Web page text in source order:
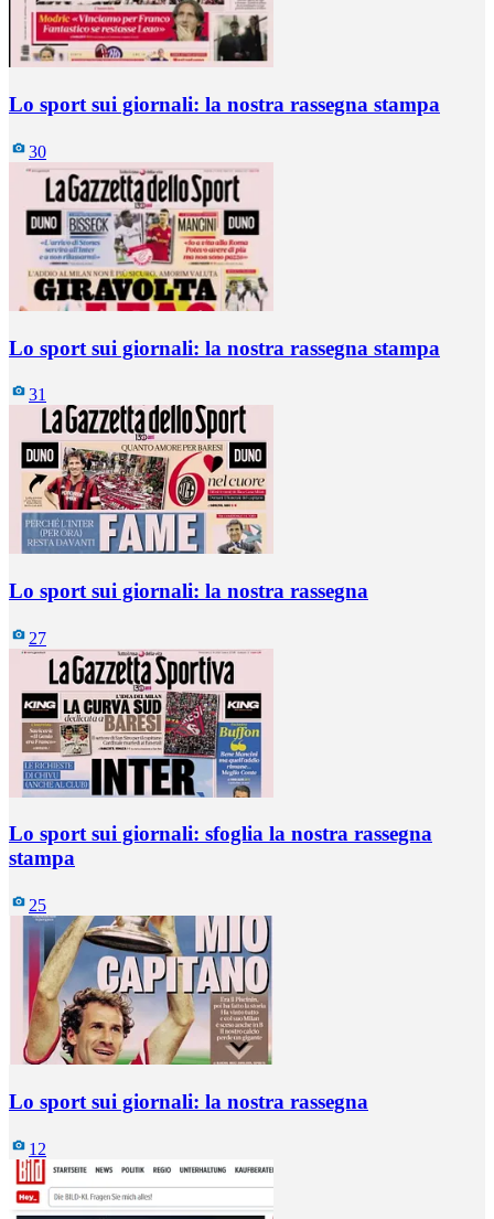
Lo sport sui giornali: la nostra rassegna stampa
30
Lo sport sui giornali: la nostra rassegna stampa
31
Lo sport sui giornali: la nostra rassegna
27
Lo sport sui giornali: sfoglia la nostra rassegna
stampa
25
Lo sport sui giornali: la nostra rassegna
12